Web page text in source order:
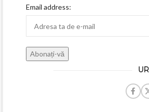
Email address: